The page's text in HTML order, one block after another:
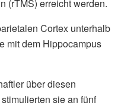
(rTMS) erreicht werden.
Cortex unterhalb
mit dem Hippocampus
über diesen
sie an fünf